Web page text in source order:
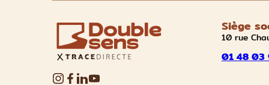
Siège
10 rue
01 48 03